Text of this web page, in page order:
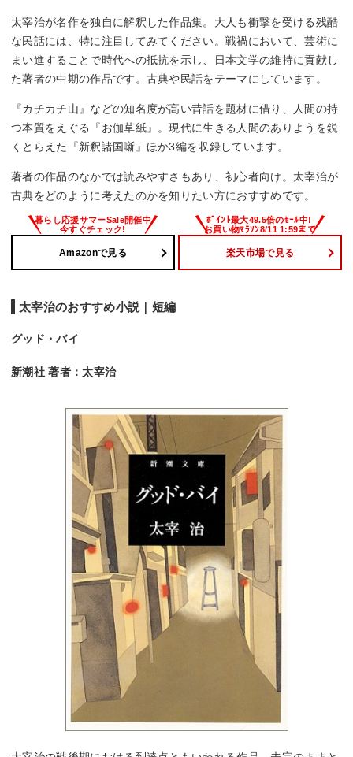
太宰治が名作を独自に解釈した作品集。大人も衝撃を受ける残酷
な民話には、特に注目してみてください。戦禍において、芸術に
まい進することで時代への抵抗を示し、日本文学の維持に貢献し
た著者の中期の作品です。古典や民話をテーマにしています。
『カチカチ山』などの知名度が高い昔話を題材に借り、人間の持
つ本質をえぐる『お伽草紙』。現代に生きる人間のありようを鋭
くとらえた『新釈諸国噺』ほか3編を収録しています。
著者の作品のなかでは読みやすさもあり、初心者向け。太宰治が
古典をどのように考えたのかを知りたい方におすすめです。
Amazonで見る 楽天市場で見る
太宰治のおすすめ小説｜短編
グッド・バイ
新潮社 著者：太宰治